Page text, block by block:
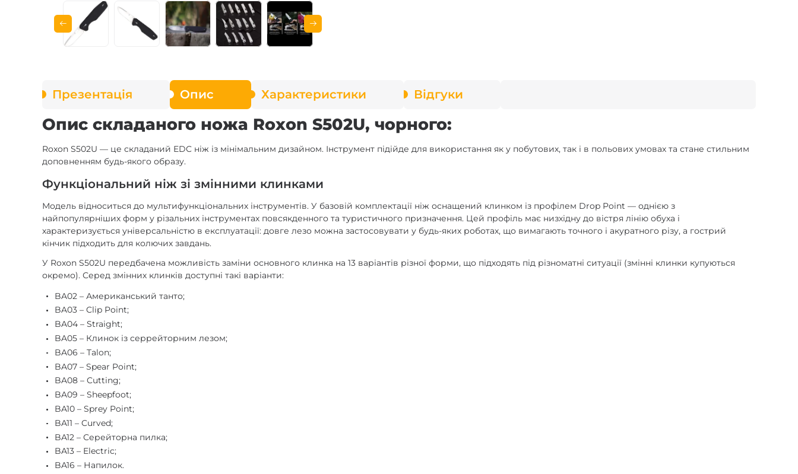
Презентація Опис Характеристики Відгуки
Опис складаного ножа Roxon S502U, чорного:
Roxon S502U — це складаний EDC ніж із мінімальним дизайном. Інструмент підійде для використання як у побутових, так і в польових умовах та стане стильним
доповненням будь-якого образу.
Функціональний ніж зі змінними клинками
Модель відноситься до мультифункціональних інструментів. У базовій комплектації ніж оснащений клинком із профілем Drop Point — однією з
найпопулярніших форм у різальних інструментах повсякденного та туристичного призначення. Цей профіль має низхідну до вістря лінію обуха і
характеризується універсальністю в експлуатації: довге лезо можна застосовувати у будь-яких роботах, що вимагають точного і акуратного різу, а гострий
кінчик підходить для колючих завдань.
У Roxon S502U передбачена можливість заміни основного клинка на 13 варіантів різної форми, що підходять під різноматні ситуації (змінні клинки купуються
окремо). Серед змінних клинків доступні такі варіанти:
BA02 – Американський танто;
BA03 – Clip Point;
BA04 – Straight;
BA05 – Клинок із серрейторним лезом;
BA06 – Talon;
BA07 – Spear Point;
BA08 – Cutting;
BA09 – Sheepfoot;
BA10 – Sprey Point;
BA11 – Curved;
BA12 – Серейторна пилка;
BA13 – Electric;
BA16 – Напилок.